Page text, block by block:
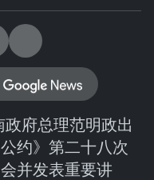
政府总理范明政出
约》第二十八次
并发表重要讲